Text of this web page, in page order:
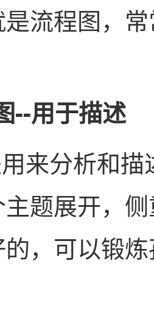
流程图，
--用于描述
来分析和
题展开，
，可以锻